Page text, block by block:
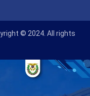
© 2024. All rights